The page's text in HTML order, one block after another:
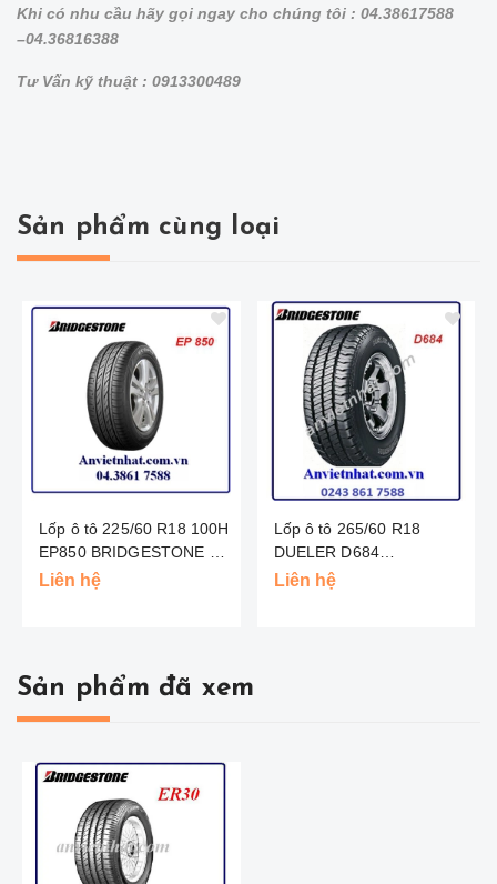
Khi có nhu cầu hãy gọi ngay cho chúng tôi : 04.38617588
–04.36816388
Tư Vấn kỹ thuật : 0913300489
Sản phẩm cùng loại
Lốp ô tô 225/60 R18 100H
EP850 BRIDGESTONE -
TL
Liên hệ
Lốp ô tô 265/60 R18
DUELER D684
Liên hệ
Sản phẩm đã xem